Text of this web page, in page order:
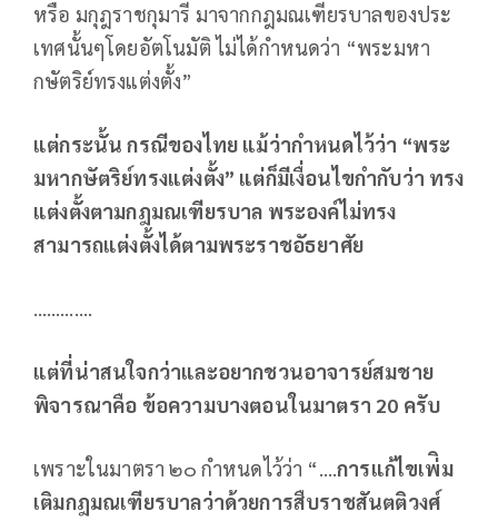
หรือ มกุฎราชกุมารี มาจากกฎมณเฑียรบาลของประ
เทศนั้นๆโดยอัตโนมัติ ไม่ได้กำหนดว่า “พระมหา
กษัตริย์ทรงแต่งตั้ง”
แต่กระนั้น กรณีของไทย แม้ว่ากำหนดไว้ว่า “พระ
มหากษัตริย์ทรงแต่งตั้ง” แต่ก็มีเงื่อนไขกำกับว่า ทรง
แต่งตั้งตามกฎมณเฑียรบาล พระองค์ไม่ทรง
สามารถแต่งตั้งได้ตามพระราชอัธยาศัย
………….
แต่ที่น่าสนใจกว่าและอยากชวนอาจารย์สมชาย
พิจารณาคือ ข้อความบางตอนในมาตรา 20 ครับ
เพราะในมาตรา ๒๐ กำหนดไว้ว่า “….การแก้ไขเพ่ิม
เติมกฎมณเฑียรบาลว่าด้วยการสืบราชสันตติวงศ์